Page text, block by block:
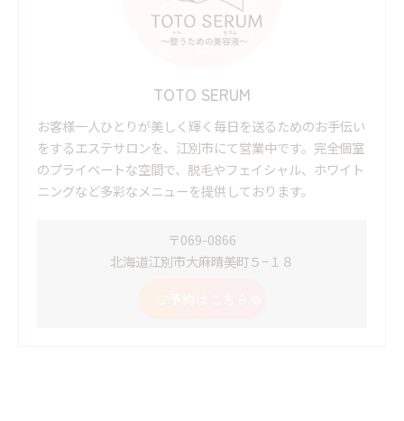
TOTO SERUM
お客様一人ひとりが美しく輝く毎日を送るためのお手伝い
をするエステサロンを、江別市にて営業中です。完全個室
のプライベートな空間で、脱毛やフェイシャル、ホワイト
ニングなど多彩なメニューを提供しております。
〒069-0866
北海道江別市大麻晴美町５−１８